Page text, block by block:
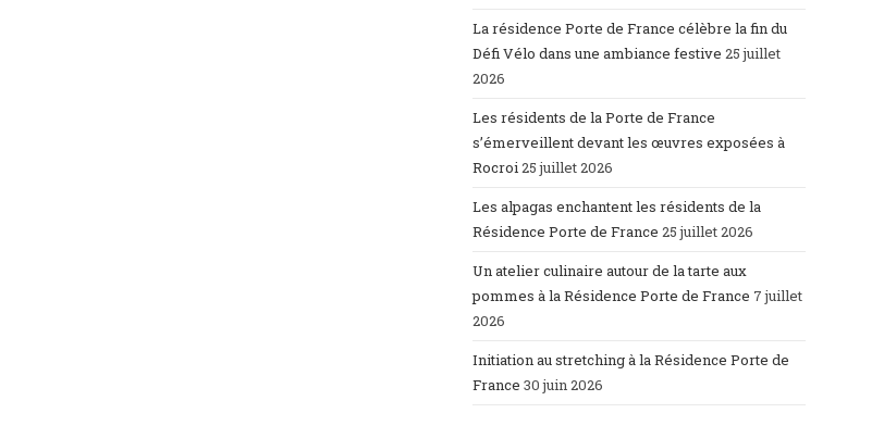
La résidence Porte de France célèbre la fin du
Défi Vélo dans une ambiance festive 25 juillet
2026
Les résidents de la Porte de France
s’émerveillent devant les œuvres exposées à
Rocroi25 juillet 2026
Les alpagas enchantent les résidents de la
Résidence Porte de France 25 juillet 2026
Un atelier culinaire autour de la tarte aux
pommes à la Résidence Porte de France 7 juillet
2026
Initiation au stretching à la Résidence Porte de
France 30 juin 2026